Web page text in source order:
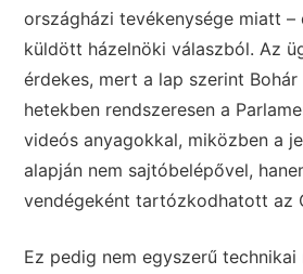
országházi tevékenysége miatt –
küldött házelnöki válaszból. Az
érdekes, mert a lap szerint
hetekben rendszeresen a
videós anyagokkal, miközben a
alapján nem sajtóbelépővel,
vendégeként tartózkodhatott az
Ez pedig nem egyszerű